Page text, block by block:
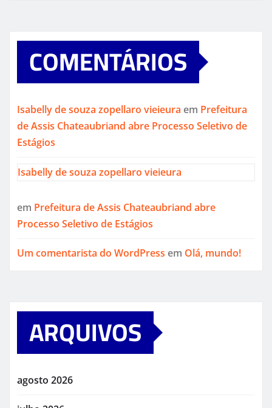
COMENTÁRIOS
Isabelly de souza zopellaro vieieura em Prefeitura
de Assis Chateaubriand abre Processo Seletivo de
Estágios
Isabelly de souza zopellaro vieieura
em Prefeitura de Assis Chateaubriand abre
Processo Seletivo de Estágios
Um comentarista do WordPress em Olá, mundo!
ARQUIVOS
agosto 2026